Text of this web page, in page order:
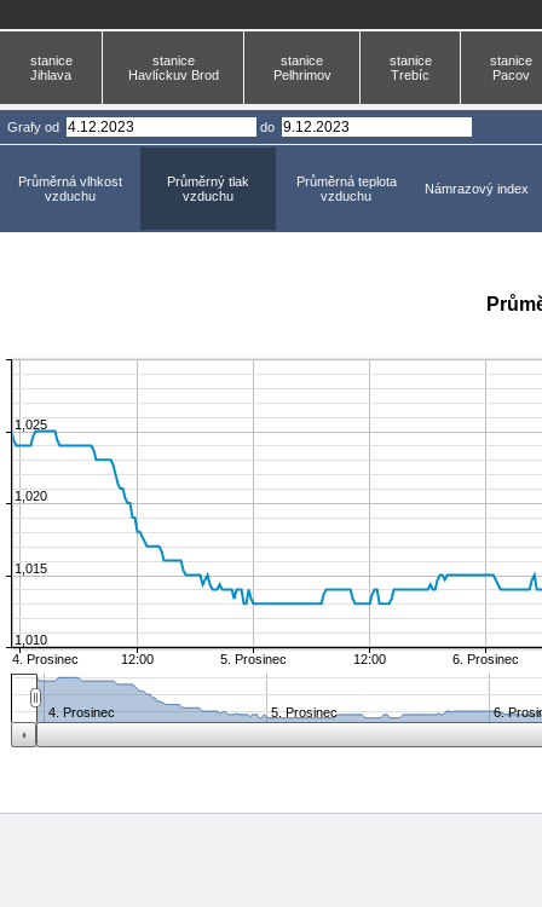
stanice
Jihlava
stanice
Havlíckuv Brod
stanice
Pelhrimov
stanice
Trebíc
stanice
Pacov
Grafy od do
Průměrná vlhkost
vzduchu
Průměrný tlak
vzduchu
Průměrná teplota
vzduchu
Námrazový index
4. Prosinec 12:00 5. Prosinec 12:00 6. Prosinec
1,010
1,015
1,020
1,025
4. Prosinec 5. Prosinec 6.